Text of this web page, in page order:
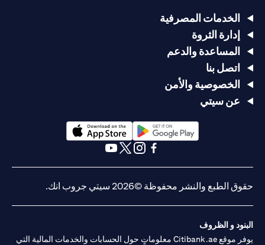
الخدمات المصرفية
إدارة الثروة
المساعدة والدعم
اتصل بنا
الخصوصية والأمن
عن سيتي
(opens in a new tab)
حقوق الطبع والنشر محفوظة ©2026 سيتي جروب انك.
البنود و الظروف
يوفر موقع Citibank.ae معلوماتٍ حول الحسابات والخدمات المالية التي